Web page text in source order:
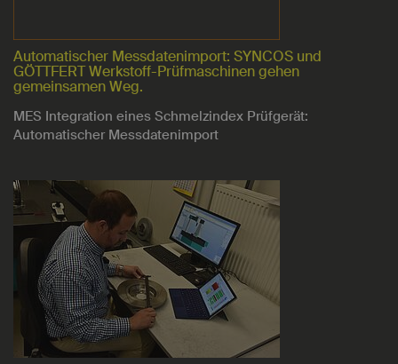
Automatischer Messdatenimport: SYNCOS und
GÖTTFERT Werkstoff-Prüfmaschinen gehen
gemeinsamen Weg.
MES Integration eines Schmelzindex Prüfgerät:
Automatischer Messdatenimport